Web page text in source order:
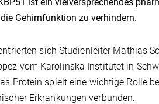
Gehirnfunktion zu verhindern.
sich Studienleiter Mathias
vom Karolinska Institutet in
Protein spielt eine wichtige Rolle
Erkrankungen verbunden.